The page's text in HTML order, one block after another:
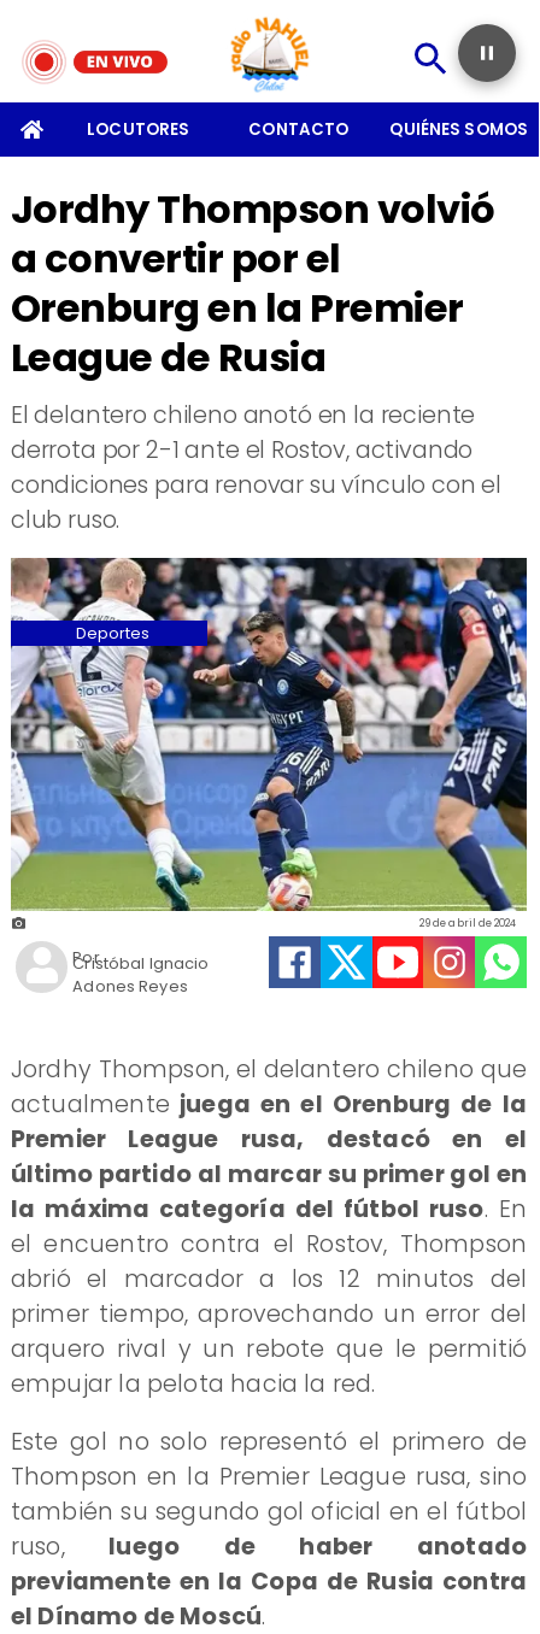
LOCUTORES CONTACTO QUIÉNES SOMOS
Jordhy Thompson volvió
a convertir por el
Orenburg en la Premier
League de Rusia
​El delantero chileno anotó en la reciente
derrota por 2-1 ante el Rostov, activando
condiciones para renovar su vínculo con el
club ruso.
Cristóbal Ignacio
Adones Reyes
29 de abril de 2024
Deportes
Por
Jordhy Thompson, el delantero chileno que
actualmente juega en el Orenburg de la
Premier League rusa, destacó en el
último partido al marcar su primer gol en
la máxima categoría del fútbol ruso. En
el encuentro contra el Rostov, Thompson
abrió el marcador a los 12 minutos del
primer tiempo, aprovechando un error del
arquero rival y un rebote que le permitió
empujar la pelota hacia la red.
Este gol no solo representó el primero de
Thompson en la Premier League rusa, sino
también su segundo gol oficial en el fútbol
ruso,luego de haber anotado
previamente en la Copa de Rusia contra
el Dínamo de Moscú.